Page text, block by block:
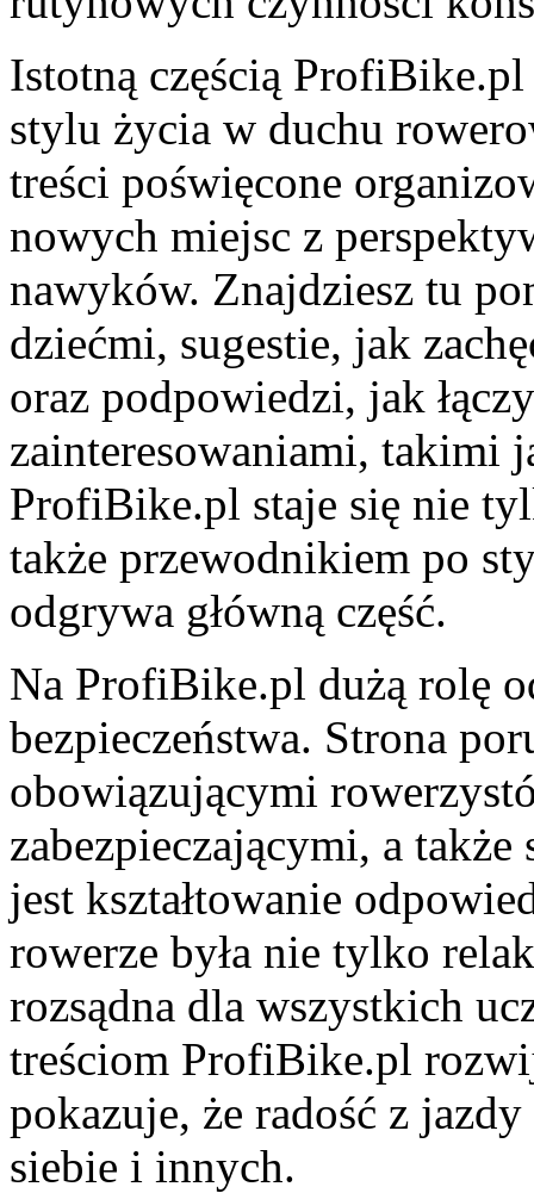
Istotną częścią
stylu życia w duchu
treści poświęcone
nowych miejsc z
nawyków. Znajdziesz tu
dziećmi, sugestie, jak
oraz podpowiedzi, jak
zainteresowaniami, takimi
ProfiBike.pl staje się nie
także przewodnikiem po
odgrywa główną część.
Na ProfiBike.pl dużą rolę
bezpieczeństwa. Strona
obowiązującymi
zabezpieczającymi, a
jest kształtowanie
rowerze była nie tylko
rozsądna dla wszystkich
treściom ProfiBike.pl
pokazuje, że radość z
siebie i innych.